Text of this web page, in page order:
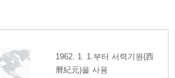
1962. 1. 1.부터 서력기원(西
曆紀元)을 사용